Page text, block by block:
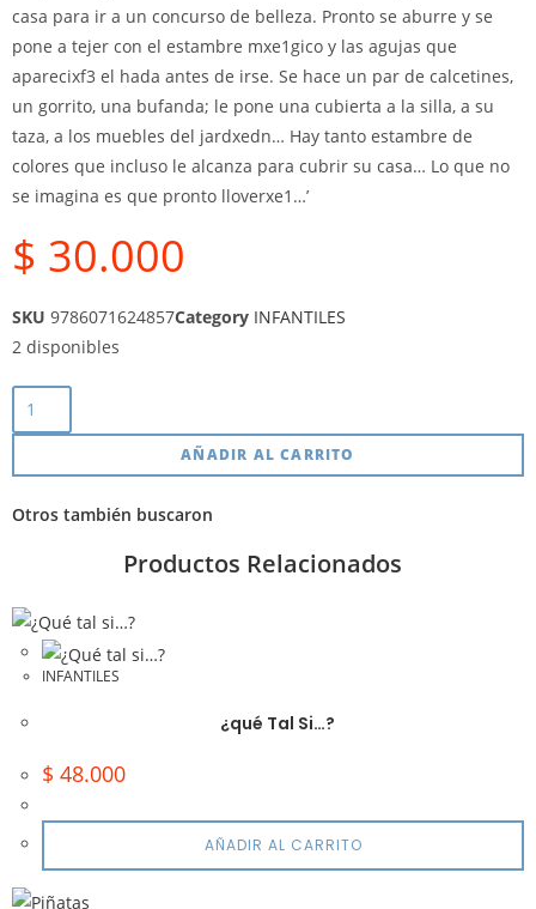
casa para ir a un concurso de belleza. Pronto se aburre y se
pone a tejer con el estambre mxe1gico y las agujas que
aparecixf3 el hada antes de irse. Se hace un par de calcetines,
un gorrito, una bufanda; le pone una cubierta a la silla, a su
taza, a los muebles del jardxedn… Hay tanto estambre de
colores que incluso le alcanza para cubrir su casa… Lo que no
se imagina es que pronto lloverxe1…’
$ 30.000
SKU 9786071624857Category INFANTILES
2 disponibles
AÑADIR AL CARRITO
Otros también buscaron
Productos Relacionados
INFANTILES
¿qué Tal Si…?
$ 48.000
AÑADIR AL CARRITO